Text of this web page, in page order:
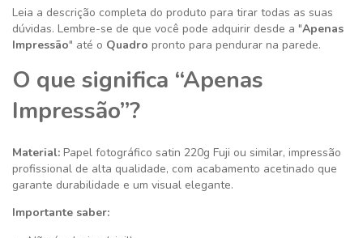
Leia a descrição completa do produto para tirar todas as suas
dúvidas. Lembre-se de que você pode adquirir desde a "Apenas
Impressão" até o Quadro pronto para pendurar na parede.
O que significa “Apenas
Impressão”?
Material: Papel fotográfico satin 220g Fuji ou similar, impressão
profissional de alta qualidade, com acabamento acetinado que
garante durabilidade e um visual elegante.
Importante saber: